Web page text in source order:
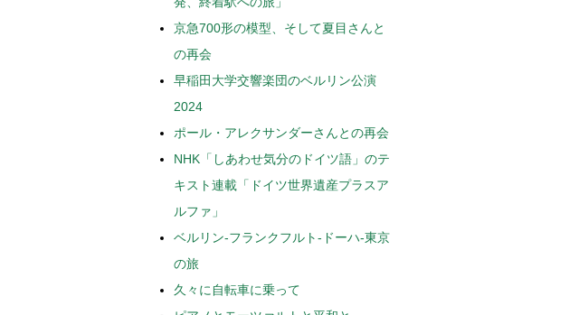
京急700形の模型、そして夏目さんと
の再会
早稲田大学交響楽団のベルリン公演
2024
ポール・アレクサンダーさんとの再会
NHK「しあわせ気分のドイツ語」のテ
キスト連載「ドイツ世界遺産プラスア
ルファ」
ベルリン-フランクフルト-ドーハ-東京
の旅
久々に自転車に乗って